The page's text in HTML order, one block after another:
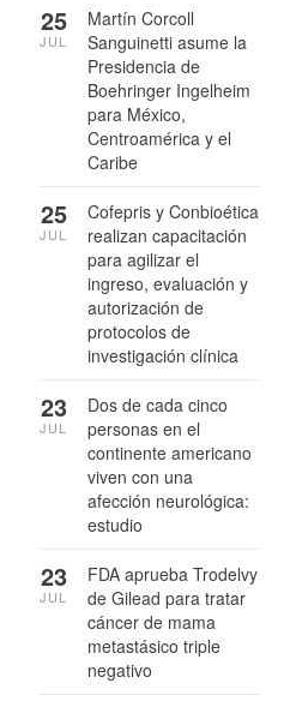
Martín Corcoll
Sanguinetti asume la
Presidencia de
Boehringer Ingelheim
para México,
Centroamérica y el
Caribe
25
JUL
Cofepris y Conbioética
realizan capacitación
para agilizar el
ingreso, evaluación y
autorización de
protocolos de
investigación clínica
25
JUL
Dos de cada cinco
personas en el
continente americano
viven con una
afección neurológica:
estudio
23
JUL
FDA aprueba Trodelvy
de Gilead para tratar
cáncer de mama
metastásico triple
negativo
23
JUL